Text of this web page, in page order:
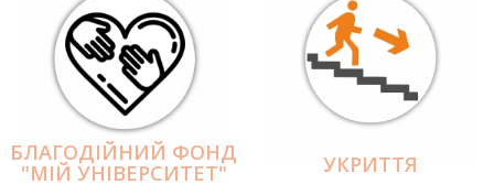
БЛАГОДІЙНИЙ ФОНД
"МІЙ УНІВЕРСИТЕТ" УКРИТТЯ